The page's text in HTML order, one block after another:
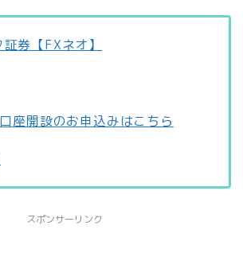
券【FXネオ】
座開設のお申込みはこちら
スポンサーリンク